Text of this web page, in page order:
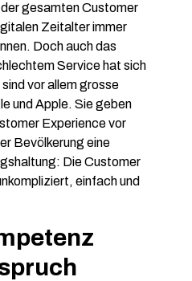
gesamten Customer
Zeitalter immer
Doch auch das
Service hat sich
vor allem grosse
und Apple. Sie geben
Experience vor
Bevölkerung eine
Die Customer
einfach und